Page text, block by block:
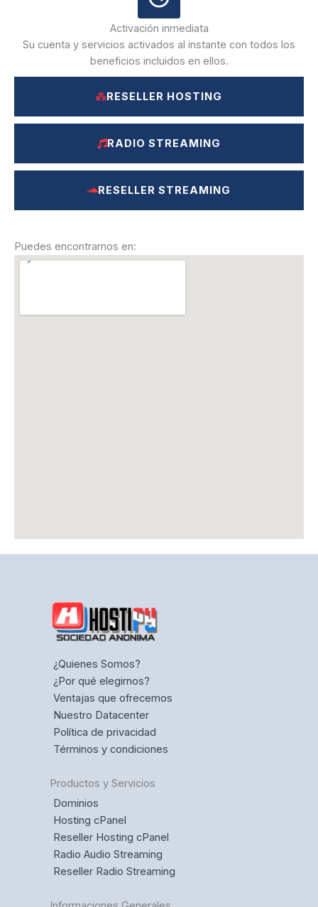
RESELLER HOSTING
RADIO STREAMING
RESELLER STREAMING
Activación inmediata
Su cuenta y servicios activados al instante con todos los
beneficios incluidos en ellos.
Puedes encontrarnos en:
¿Quienes Somos?
¿Por qué elegirnos?
Ventajas que ofrecemos
Nuestro Datacenter
Política de privacidad
Términos y condiciones
Productos y Servicios
Dominios
Hosting cPanel
Reseller Hosting cPanel
Radio Audio Streaming
Reseller Radio Streaming